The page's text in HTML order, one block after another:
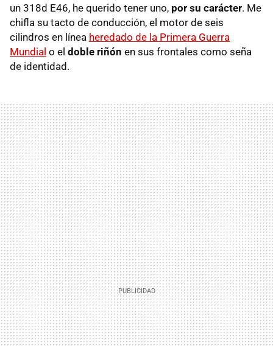
un 318d E46, he querido tener uno, por su carácter. Me
chifla su tacto de conducción, el motor de seis
cilindros en línea heredado de la Primera Guerra
Mundial o el doble riñón en sus frontales como seña
de identidad.